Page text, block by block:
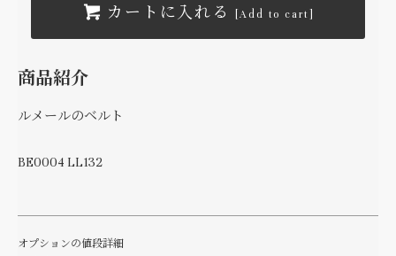
カートに入れる [Add to cart]
商品紹介
ルメールのベルト
BE0004 LL132
オプションの値段詳細